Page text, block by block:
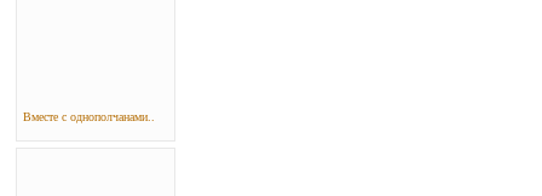
Вместе с однополчанами..